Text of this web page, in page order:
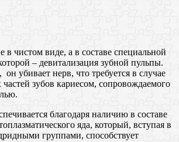
в чистом виде, а в составе специальной
– девитализация зубной пульпы.
убивает нерв, что требуется в случае
зубов кариесом, сопровождаемого
благодаря наличию в составе
яда, который, вступая в
группами, способствует